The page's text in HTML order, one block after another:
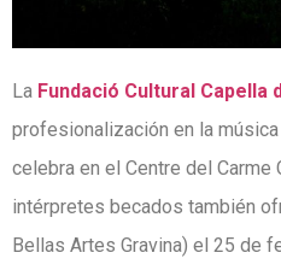
La Fundació Cultural Capella
profesionalización en la
celebra en el Centre del
intérpretes becados también
Bellas Artes Gravina) el 25 de